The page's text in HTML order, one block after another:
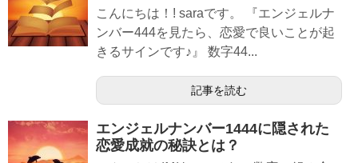
こんにちは！! saraです。 『エンジェルナ
ンバー444を見たら、恋愛で良いことが起
きるサインです♪』 数字44...
記事を読む
エンジェルナンバー1444に隠された
恋愛成就の秘訣とは？